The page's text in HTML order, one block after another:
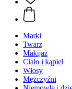
Marki
Twarz
Makijaż
Ciało i kąpiel
Włosy
Mężczyźni